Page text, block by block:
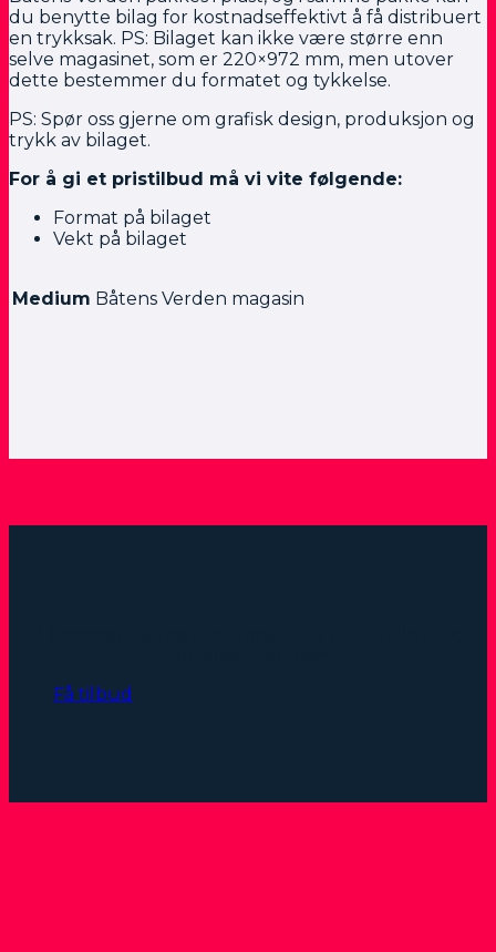
du benytte bilag for kostnadseffektivt å få distribuert
en trykksak. PS: Bilaget kan ikke være større enn
selve magasinet, som er 220×972 mm, men utover
dette bestemmer du formatet og tykkelse.
PS: Spør oss gjerne om grafisk design, produksjon og
trykk av bilaget.
For å gi et pristilbud må vi vite følgende:
Format på bilaget
Vekt på bilaget
Medium Båtens Verden magasin
Få tilbud